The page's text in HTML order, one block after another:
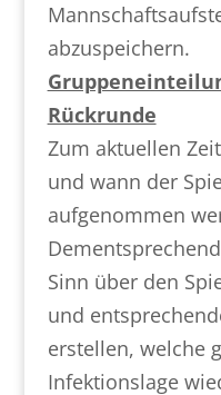
abzuspeichern.
Rückrunde
Zum aktuellen
und wann der
aufgenommen
Sinn über den
und
erstellen, welche
Infektionslage